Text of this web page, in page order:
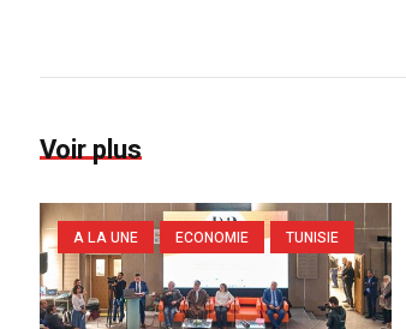
Voir plus
A LA UNE ECONOMIE TUNISIE